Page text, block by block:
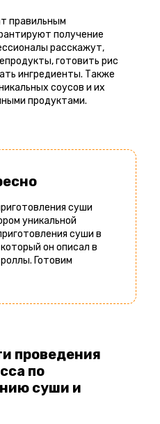
правильным
получение
расскажут,
готовить рис
ингредиенты. Также
соусов и их
продуктами.
суши
уникальной
суши в
он описал в
Готовим
проведения
по
суши и